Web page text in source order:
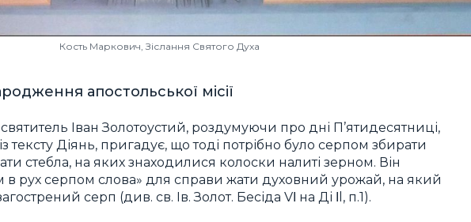
Кость Маркович, Зіслання Святого Духа
апостольської місії
Іван Золотоустий, роздумуючи про дні П’ятидесятниці,
тексту Діянь, пригадує, що тоді потрібно було серпом збирати
стебла, на яких знаходилися колоски налиті зерном. Він
в рух серпом слова» для справи жати духовний урожай, на який
серп (див. св. Ів. Золот. Бесіда VΙ на Ді Ιl, п.1).